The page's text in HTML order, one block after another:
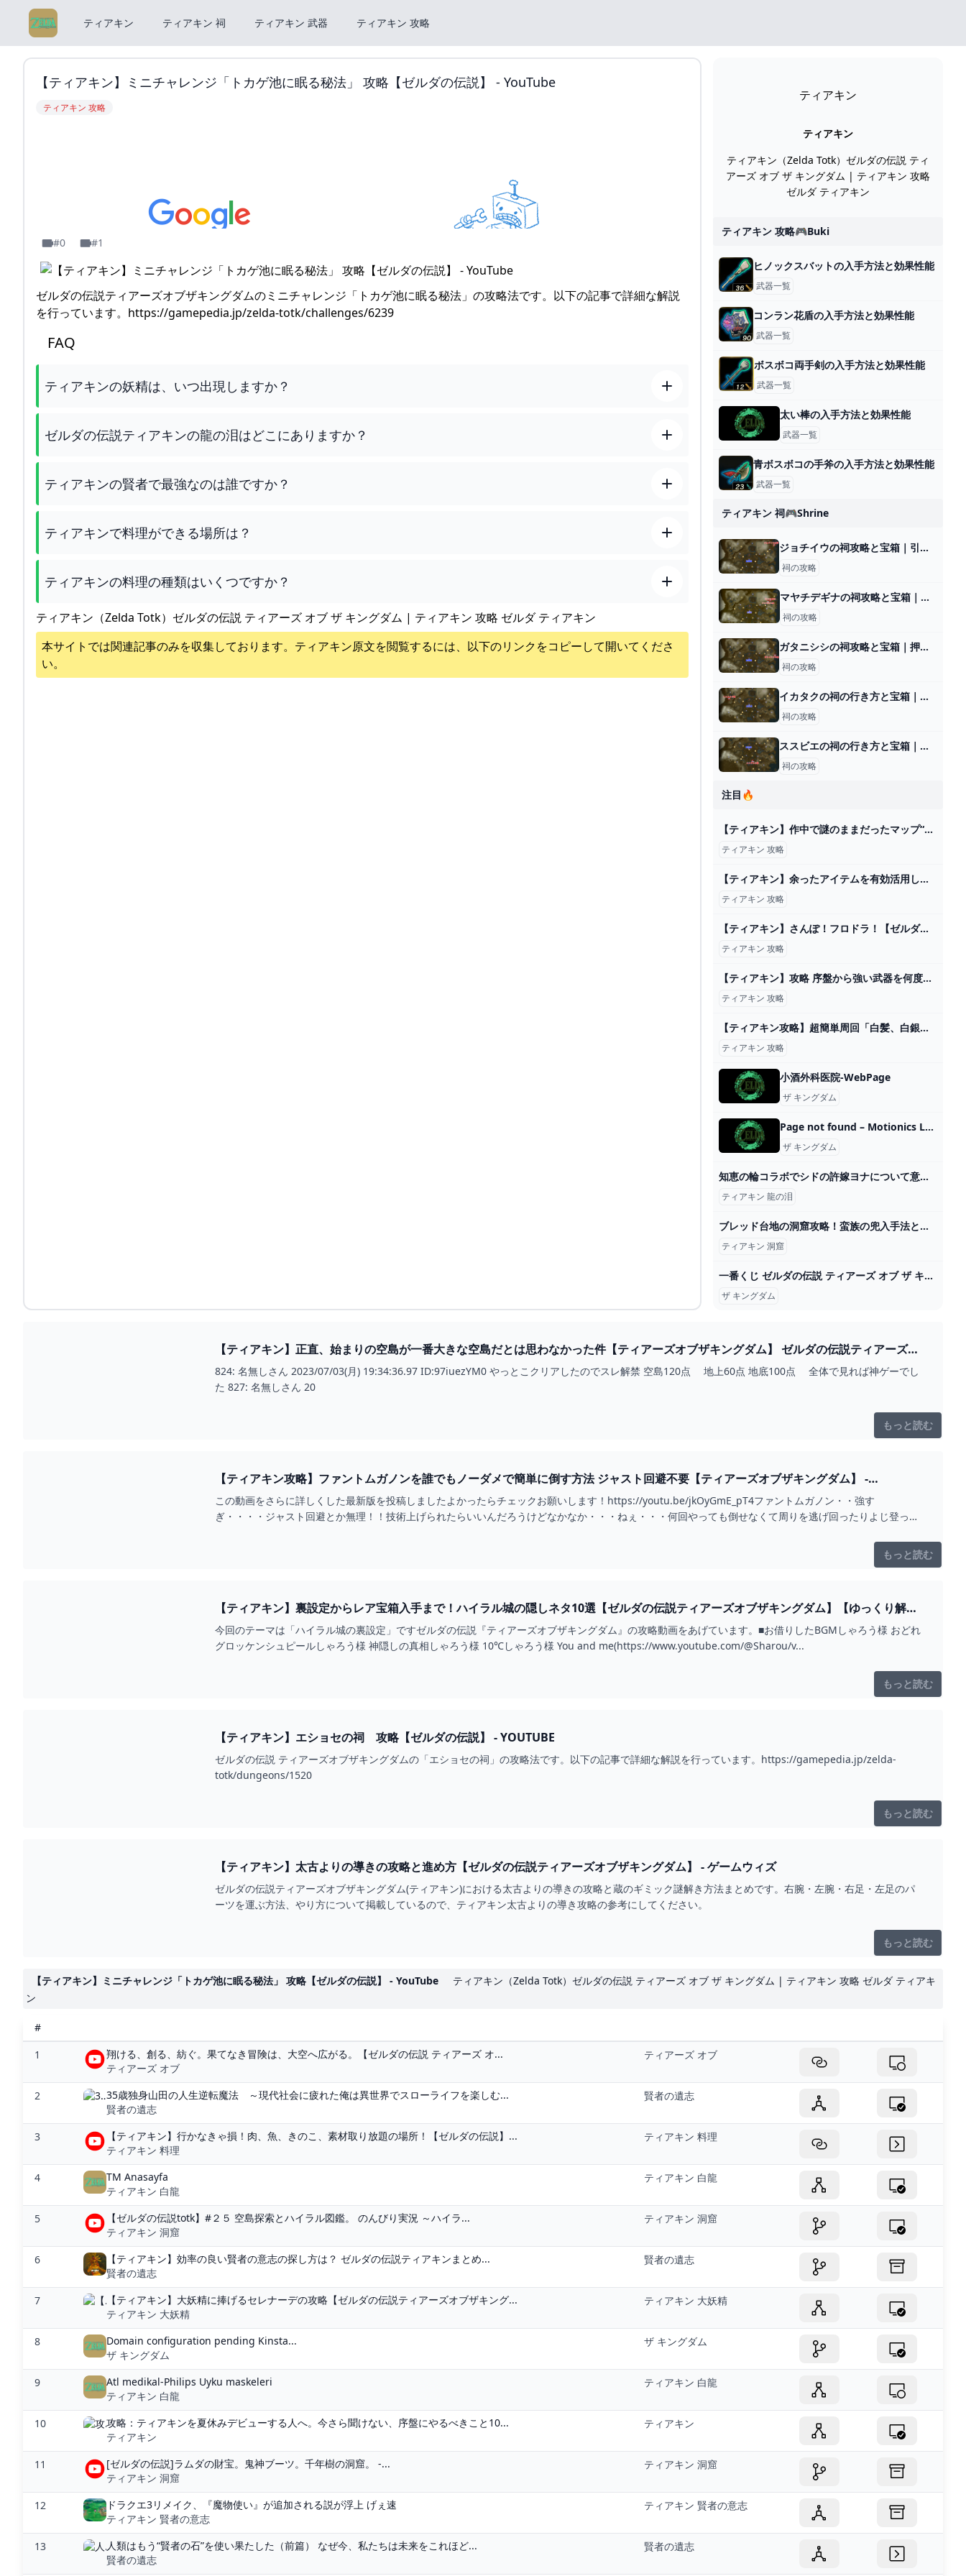
ティアキン ティアキン 祠 ティアキン 武器 ティアキン 攻略
【ティアキン】ミニチャレンジ「トカゲ池に眠る秘法」 攻略【ゼルダの伝説】 - YouTube
ティアキン 攻略
#0 #1
ゼルダの伝説ティアーズオブザキングダムのミニチャレンジ「トカゲ池に眠る秘法」の攻略法です。以下の記事で詳細な解説
を行っています。https://gamepedia.jp/zelda-totk/challenges/6239
FAQ
ティアキンの妖精は、いつ出現しますか？
ゼルダの伝説ティアキンの龍の泪はどこにありますか？
ティアキンの賢者で最強なのは誰ですか？
ティアキンで料理ができる場所は？
ティアキンの料理の種類はいくつですか？
ティアキン（Zelda Totk）ゼルダの伝説 ティアーズ オブ ザ キングダム | ティアキン 攻略 ゼルダ ティアキン
本サイトでは関連記事のみを収集しております。 ティアキン原文を閲覧するには、以下のリンクをコピーして開いてくださ
い。
ティアキン
ティアキン
ティアキン（Zelda Totk）ゼルダの伝説 ティ
アーズ オブ ザ キングダム | ティアキン 攻略
ゼルダ ティアキン
ティアキン 攻略🎮buki
ヒノックスバットの入手方法と効果性能
武器一覧
コンラン花盾の入手方法と効果性能
武器一覧
ボスボコ両手剣の入手方法と効果性能
武器一覧
太い棒の入手方法と効果性能
武器一覧
青ボスボコの手斧の入手方法と効果性能
武器一覧
ティアキン 祠🎮shrine
ジョチイウの祠攻略と宝箱｜引き抜く度胸
祠の攻略
マヤチデギナの祠攻略と宝箱｜一身の戦い 追跡
祠の攻略
ガタニシシの祠攻略と宝箱｜押して戻して
祠の攻略
イカタクの祠の行き方と宝箱｜ロケットがなくなったら？
祠の攻略
ススビエの祠の行き方と宝箱｜ラウルの祝福
祠の攻略
注目🔥
【ティアキン】作中で謎のままだったマップ“12コ”を徹底解説【総集編】 - YouTube
ティアキン 攻略
【ティアキン】余ったアイテムを有効活用しよう！マモノの面白い倒し方8選【ゼルダの伝説ティアーズオブザキングダム/ティアキン】【ゆっくり解説】 - YouTube
ティアキン 攻略
【ティアキン】さんぽ！フロドラ！【ゼルダの伝説】【hakuto/個人Vtuber】 - YouTube
ティアキン 攻略
【ティアキン】攻略 序盤から強い武器を何度も取れる最強の無限ループ裏技【ゼルダの伝説 ティアーズ オブ ザ キングダム】 - YouTube
ティアキン 攻略
【ティアキン攻略】超簡単周回「白髪、白銀ライネル」地底全ライネルをフリーズさせて安全に倒す討伐方法と出現場所を紹介します（前編）【ティアーズオブザキングダム】 - YouTube
ティアキン 攻略
小酒外科医院-WebPage
ザ キングダム
Page not found – Motionics LLC
ザ キングダム
知恵の輪コラボでシドの許嫁ヨナについて意見する夜見さん+ゾーラの里での夜見さんまとめ【#にじさんじ/#鷹宮リオン/#社築/#夜見れな/#Vtuber切り抜き/#ゼルダの伝説ティアーズオブザキングダム】 - YouTube
ティアキン 龍の泪
ブレッド台地の洞窟攻略！蛮族の兜入手法とマヨイ【ティアキン】 とあるゲームブログの軌跡
ティアキン 洞窟
一番くじ ゼルダの伝説 ティアーズ オブ ザ キングダム｜一番くじ倶楽部｜BANDAI SPIRITS公式 一番くじ情報サイト
ザ キングダム
【ティアキン】正直、始まりの空島が一番大きな空島だとは思わなかった件【ティアーズオブザキングダム】 ゼルダの伝説ティアーズオ
ブザキングダム(ティアキン)攻略まとめ-コログ速報
824: 名無しさん 2023/07/03(月) 19:34:36.97 ID:97iuezYM0 やっとこクリアしたのでスレ解禁 空島120点 地上60点 地底100点 全体で見れば神ゲーでし
た 827: 名無しさん 20
もっと読む
【ティアキン攻略】ファントムガノンを誰でもノーダメで簡単に倒す方法 ジャスト回避不要【ティアーズオブザキングダム】 -
YOUTUBE
この動画をさらに詳しくした最新版を投稿しましたよかったらチェックお願いします！https://youtu.be/jkOyGmE_pT4ファントムガノン・・強す
ぎ・・・・ジャスト回避とか無理！！技術上げられたらいいんだろうけどなかなか・・・ねぇ・・・何回やっても倒せなくて周りを逃げ回ったりよじ登った
もっと読む
【ティアキン】裏設定からレア宝箱入手まで！ハイラル城の隠しネタ10選【ゼルダの伝説ティアーズオブザキングダム】【ゆっくり解
説】 - YOUTUBE
今回のテーマは「ハイラル城の裏設定」ですゼルダの伝説『ティアーズオブザキングダム』の攻略動画をあげています。■お借りしたBGMしゃろう様 おどれ
グロッケンシュピールしゃろう様 神隠しの真相しゃろう様 10℃しゃろう様 You and me(https://www.youtube.com/@Sharou/v...
もっと読む
【ティアキン】エショセの祠 攻略【ゼルダの伝説】 - YOUTUBE
ゼルダの伝説 ティアーズオブザキングダムの「エショセの祠」の攻略法です。以下の記事で詳細な解説を行っています。https://gamepedia.jp/zelda-
totk/dungeons/1520
もっと読む
【ティアキン】太古よりの導きの攻略と進め方【ゼルダの伝説ティアーズオブザキングダム】 - ゲームウィズ
ゼルダの伝説ティアーズオブザキングダム(ティアキン)における太古よりの導きの攻略と蔵のギミック謎解き方法まとめです。右腕・左腕・右足・左足のパ
ーツを運ぶ方法、やり方について掲載しているので、ティアキン太古よりの導き攻略の参考にしてください。
もっと読む
【ティアキン】ミニチャレンジ「トカゲ池に眠る秘法」 攻略【ゼルダの伝説】 - YouTube
ティアキン（Zelda Totk）ゼルダの伝説 ティアーズ オブ ザ キングダム | ティアキン 攻略 ゼルダ ティアキ
ン
#
1
翔ける、創る、紡ぐ。果てなき冒険は、大空へ広がる。【ゼルダの伝説 ティアーズ オ...
ティアーズ オブ
ティアーズ オブ
2
35歳独身山田の人生逆転魔法 ～現代社会に疲れた俺は異世界でスローライフを楽しむ...
賢者の遺志
賢者の遺志
3
【ティアキン】行かなきゃ損！肉、魚、きのこ、素材取り放題の場所！【ゼルダの伝説】...
ティアキン 料理
ティアキン 料理
4
TM Anasayfa
ティアキン 白龍
ティアキン 白龍
5
【ゼルダの伝説totk】#２５ 空島探索とハイラル図鑑。 のんびり実況 ～ハイラ...
ティアキン 洞窟
ティアキン 洞窟
6
【ティアキン】効率の良い賢者の意志の探し方は？ ゼルダの伝説ティアキンまとめ...
賢者の遺志
賢者の遺志
7
【ティアキン】大妖精に捧げるセレナーデの攻略【ゼルダの伝説ティアーズオブザキング...
ティアキン 大妖精
ティアキン 大妖精
8
Domain configuration pending Kinsta...
ザ キングダム
ザ キングダム
9
Atl medikal-Philips Uyku maskeleri
ティアキン 白龍
ティアキン 白龍
10
攻略：ティアキンを夏休みデビューする人へ。今さら聞けない、序盤にやるべきこと10...
ティアキン
ティアキン
11
[ゼルダの伝説]ラムダの財宝。鬼神ブーツ。千年樹の洞窟。 -...
ティアキン 洞窟
ティアキン 洞窟
12
ドラクエ3リメイク、『魔物使い』が追加される説が浮上 げぇ速
ティアキン 賢者の意志
ティアキン 賢者の意志
13
人類はもう“賢者の石”を使い果たした（前篇） なぜ今、私たちは未来をこれほど...
賢者の遺志
賢者の遺志